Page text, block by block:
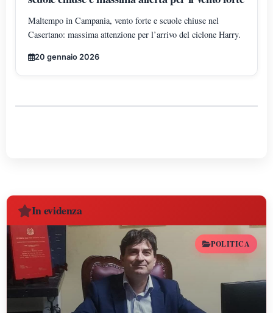
Maltempo in Campania, vento forte e scuole chiuse nel
Casertano: massima attenzione per l’arrivo del ciclone Harry.
20 gennaio 2026
In evidenza
POLITICA